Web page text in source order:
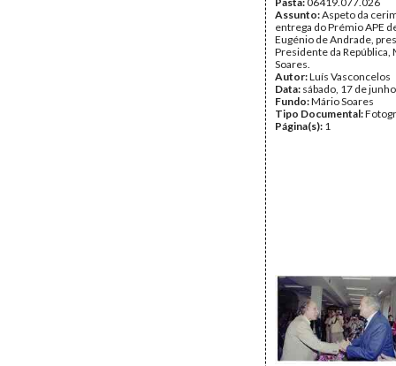
Assunto:Aspeto da
entrega do Prémio APE
Eugénio de Andrade,
Presidente da República,
Soares.
Autor:Luís Vasconcelos
Data: sábado, 17 de
Fundo:Mário Soares
Tipo Documental:
Página(s): 1